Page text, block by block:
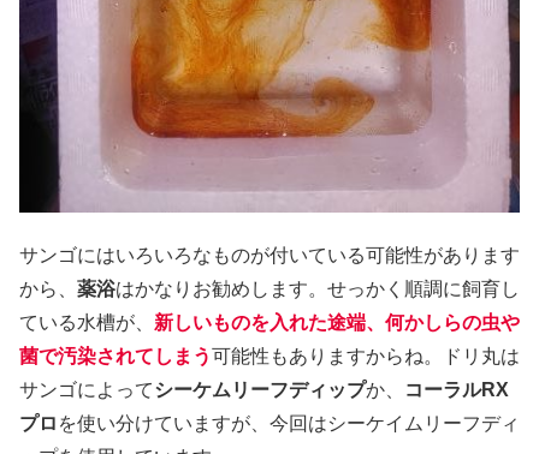
サンゴにはいろいろなものが付いている可能性があります
から、 薬浴はかなりお勧めします。せっかく順調に飼育し
ている水槽が、 新しいものを入れた途端、何かしらの虫や
菌で汚染されてしまう可能性もありますからね。ドリ丸は
サンゴによってシーケムリーフディップか、
コーラルRX
プロ を使い分けていますが、今回はシーケイムリーフディ